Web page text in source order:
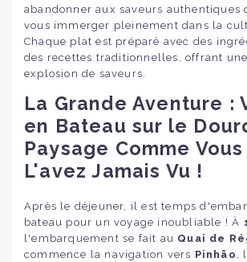
abandonner aux saveurs authentiques
vous immerger pleinement dans la
Chaque plat est préparé avec des
des recettes traditionnelles, offrant
explosion de saveurs.
La Grande Aventure :
en Bateau sur le
Paysage Comme
L'avez Jamais Vu !
Après le déjeuner, il est temps
bateau pour un voyage inoubliable ! À
l'embarquement se fait au Quai de
commence la navigation vers Pinhão